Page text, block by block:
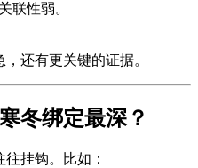
联性弱。
还有更关键的证据。
冬绑定最深？
挂钩。比如：